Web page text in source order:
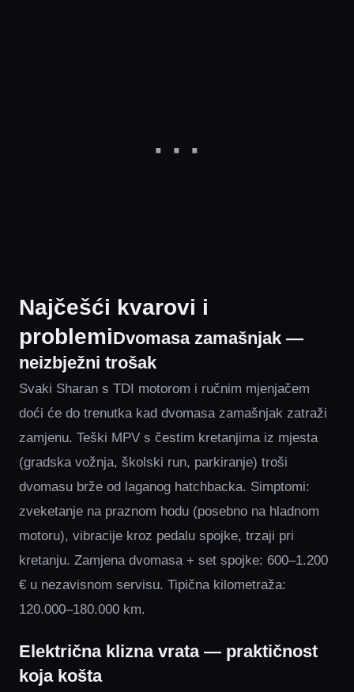
Najčešći kvarovi i
problemiDvomasa zamašnjak —
neizbježni trošak
Svaki Sharan s TDI motorom i ručnim mjenjačem
doći će do trenutka kad dvomasa zamašnjak zatraži
zamjenu. Teški MPV s čestim kretanjima iz mjesta
(gradska vožnja, školski run, parkiranje) troši
dvomasu brže od laganog hatchbacka. Simptomi:
zveketanje na praznom hodu (posebno na hladnom
motoru), vibracije kroz pedalu spojke, trzaji pri
kretanju. Zamjena dvomasa + set spojke: 600–1.200
€ u nezavisnom servisu. Tipična kilometraža:
120.000–180.000 km.
Električna klizna vrata — praktičnost
koja košta